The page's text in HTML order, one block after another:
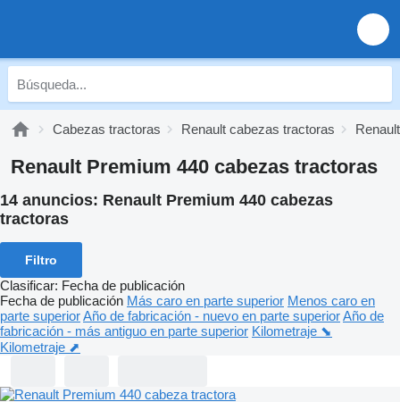
Cabezas tractoras Renault cabezas tractoras
Renault Premium 440 cabezas tractoras
14 anuncios: Renault Premium 440 cabezas
tractoras
Filtro
Clasificar: Fecha de publicación
Fecha de publicación Más caro en parte superior Menos caro en
parte superiorAño de fabricación - nuevo en parte superiorAño de
fabricación - más antiguo en parte superior Kilometraje ⬊
Kilometraje ⬈